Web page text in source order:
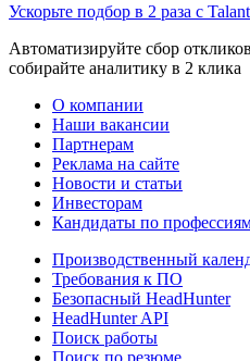
Ускорьте подбор в 2 раза с
Автоматизируйте сбор
собирайте аналитику в 2 клика
О компании
Наши вакансии
Партнерам
Реклама на сайте
Новости и статьи
Инвесторам
Кандидаты по
Производственный
Требования к ПО
Безопасный HeadHunter
HeadHunter API
Поиск работы
Поиск по резюме